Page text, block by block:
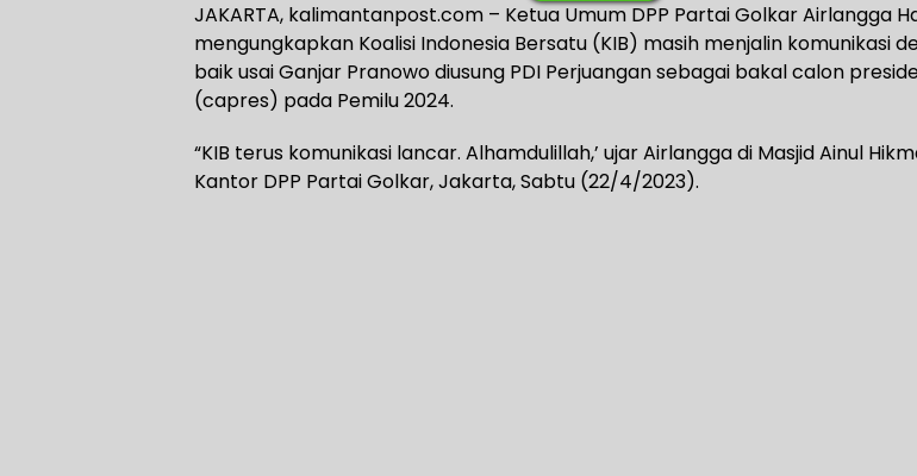
JAKARTA, kalimantanpost.com – Ketua Umum DPP Partai Golkar Airlangga
mengungkapkan Koalisi Indonesia Bersatu (KIB) masih menjalin komunikasi
baik usai Ganjar Pranowo diusung PDI Perjuangan sebagai bakal calon
(capres) pada Pemilu 2024.
“KIB terus komunikasi lancar. Alhamdulillah,’ ujar Airlangga di Masjid Ainul
Kantor DPP Partai Golkar, Jakarta, Sabtu (22/4/2023).